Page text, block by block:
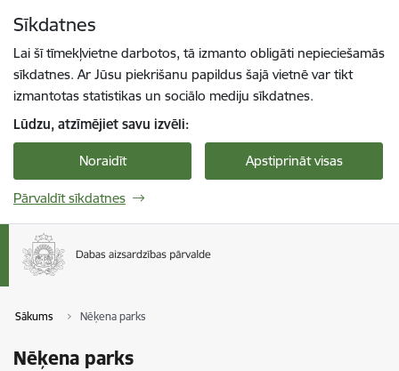
Sīkdatnes
Lai šī tīmekļvietne darbotos, tā izmanto obligāti nepieciešamās
sīkdatnes. Ar Jūsu piekrišanu papildus šajā vietnē var tikt
izmantotas statistikas un sociālo mediju sīkdatnes.
Lūdzu, atzīmējiet savu izvēli:
Noraidīt Apstiprināt visas
Pārvaldīt sīkdatnes
Sākums Nēķena parks
Nēķena parks